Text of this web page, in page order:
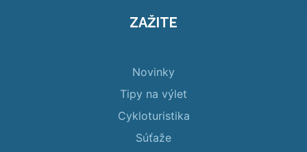
ZAŽITE
Novinky
Tipy na výlet
Cykloturistika
Súťaže